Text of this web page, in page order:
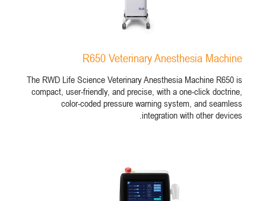
R650 Veterinary Anesthesia Machine
The RWD Life Science Veterinary Anesthesia Machine R650 is
compact, user-friendly, and precise, with a one-click doctrine,
color-coded pressure warning system, and seamless
integration with other devices.